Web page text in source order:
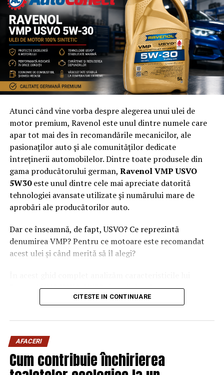
Atunci când vine vorba despre alegerea unui ulei de
motor premium, Ravenol este unul dintre numele care
apar tot mai des în recomandările mecanicilor, ale
pasionaților auto și ale comunităților dedicate
întreținerii automobilelor. Dintre toate produsele din
gama producătorului german, Ravenol VMP USVO
5W30este unul dintre cele mai apreciate datorită
tehnologiei avansate utilizate și numărului mare de
aprobări ale producătorilor auto.
Dar ce înseamnă, de fapt, USVO? Ce reprezintă
denumirea VMP? Pentru ce motoare este recomandat
acest ulei și când merită să îl alegi?
Ravenol VMP USVO 5W30 și explicăm de ce este
considerat unul dintre cele mai performante uleiuri de
Ravenol este un producător german de lubrifianți
fondat în anul 1946 și recunoscut la nivel internațional
CITESTE IN CONTINUARE
AFACERI
Cum contribuie închirierea